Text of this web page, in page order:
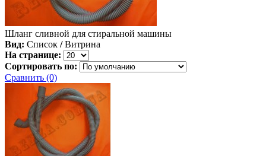
Шланг сливной для стиральной машины
Вид: Список / Витрина
На странице:
Сортировать по:
Сравнить (0)